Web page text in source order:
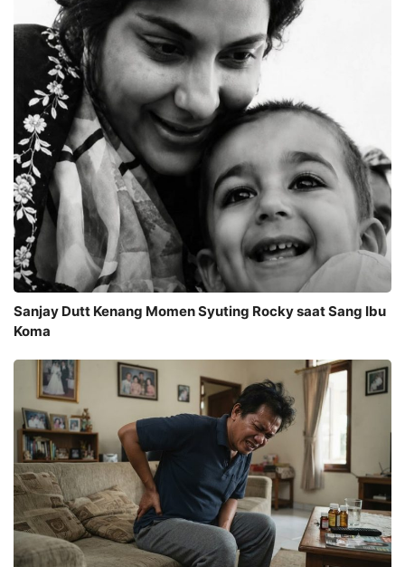
Sanjay Dutt Kenang Momen Syuting Rocky saat Sang Ibu
Koma